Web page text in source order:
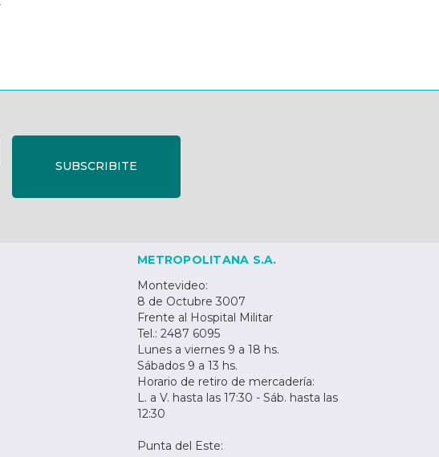
SUBSCRIBITE
METROPOLITANA S.A.
Montevideo:
8 de Octubre 3007
Frente al Hospital Militar
Tel.: 2487 6095
Lunes a viernes 9 a 18 hs.
Sábados 9 a 13 hs.
Horario de retiro de mercadería:
L. a V. hasta las 17:30 - Sáb. hasta las
12:30
Punta del Este: